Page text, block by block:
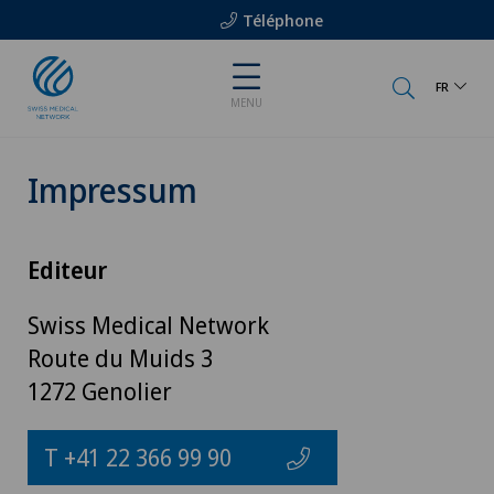
Téléphone
MENU
FR
Impressum
Editeur
Swiss Medical Network
Route du Muids 3
1272 Genolier
T +41 22 366 99 90